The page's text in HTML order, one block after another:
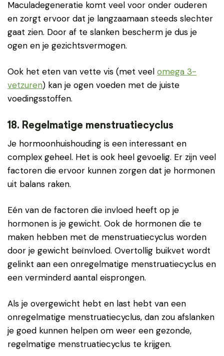
Maculadegeneratie komt veel voor onder ouderen
en zorgt ervoor dat je langzaamaan steeds slechter
gaat zien. Door af te slanken bescherm je dus je
ogen en je gezichtsvermogen.
Ook het eten van vette vis (met veel omega 3-
vetzuren) kan je ogen voeden met de juiste
voedingsstoffen.
18. Regelmatige menstruatiecyclus
Je hormoonhuishouding is een interessant en
complex geheel. Het is ook heel gevoelig. Er zijn veel
factoren die ervoor kunnen zorgen dat je hormonen
uit balans raken.
Eén van de factoren die invloed heeft op je
hormonen is je gewicht. Ook de hormonen die te
maken hebben met de menstruatiecyclus worden
door je gewicht beïnvloed. Overtollig buikvet wordt
gelinkt aan een onregelmatige menstruatiecyclus en
een verminderd aantal eisprongen.
Als je overgewicht hebt en last hebt van een
onregelmatige menstruatiecyclus, dan zou afslanken
je goed kunnen helpen om weer een gezonde,
regelmatige menstruatiecyclus te krijgen.